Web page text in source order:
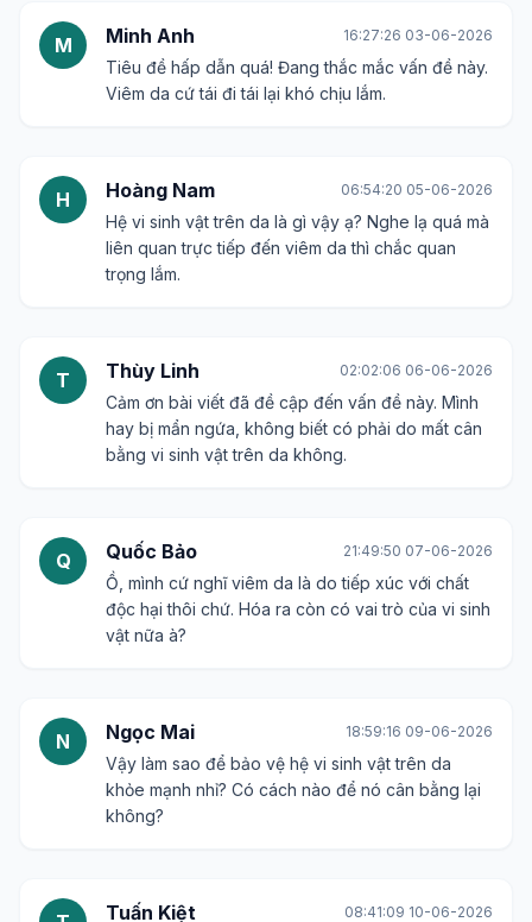
M Minh Anh 16:27:26 03-06-2026
Tiêu đề hấp dẫn quá! Đang thắc mắc vấn đề này.
Viêm da cứ tái đi tái lại khó chịu lắm.
H Hoàng Nam 06:54:20 05-06-2026
Hệ vi sinh vật trên da là gì vậy ạ? Nghe lạ quá mà
liên quan trực tiếp đến viêm da thì chắc quan
trọng lắm.
T Thùy Linh 02:02:06 06-06-2026
Cảm ơn bài viết đã đề cập đến vấn đề này. Mình
hay bị mẩn ngứa, không biết có phải do mất cân
bằng vi sinh vật trên da không.
Q Quốc Bảo 21:49:50 07-06-2026
Ồ, mình cứ nghĩ viêm da là do tiếp xúc với chất
độc hại thôi chứ. Hóa ra còn có vai trò của vi sinh
vật nữa à?
N Ngọc Mai 18:59:16 09-06-2026
Vậy làm sao để bảo vệ hệ vi sinh vật trên da
khỏe mạnh nhỉ? Có cách nào để nó cân bằng lại
không?
Tuấn Kiệt 08:41:09 10-06-2026